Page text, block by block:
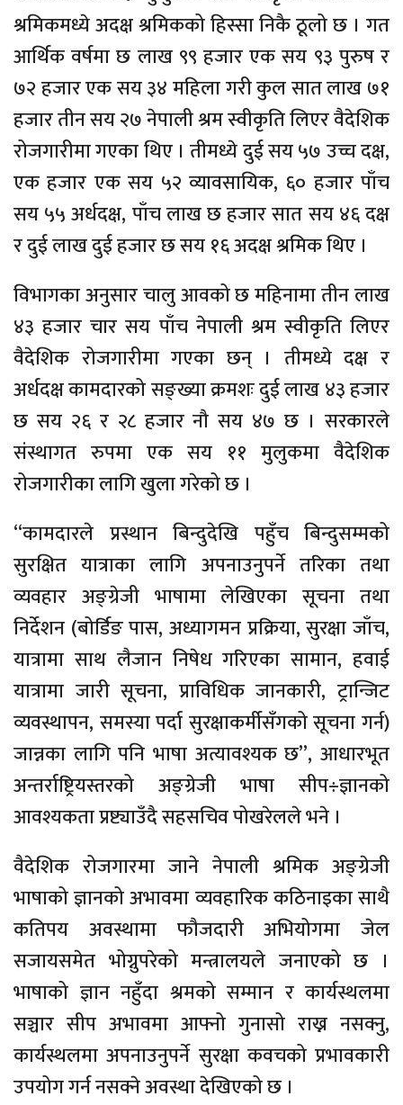
श्रमिकमध्ये अदक्ष श्रमिकको हिस्सा निकै ठूलो छ । गत
आर्थिक वर्षमा छ लाख ९९ हजार एक सय ९३ पुरुष र
७२ हजार एक सय ३४ महिला गरी कुल सात लाख ७१
हजार तीन सय २७ नेपाली श्रम स्वीकृति लिएर वैदेशिक
रोजगारीमा गएका थिए । तीमध्ये दुई सय ५७ उच्च दक्ष,
एक हजार एक सय ५२ व्यावसायिक, ६० हजार पाँच
सय ५५ अर्धदक्ष, पाँच लाख छ हजार सात सय ४६ दक्ष
र दुई लाख दुई हजार छ सय १६ अदक्ष श्रमिक थिए ।
विभागका अनुसार चालु आवको छ महिनामा तीन लाख
४३ हजार चार सय पाँच नेपाली श्रम स्वीकृति लिएर
वैदेशिक रोजगारीमा गएका छन् । तीमध्ये दक्ष र
अर्धदक्ष कामदारको सङ्ख्या क्रमशः दुई लाख ४३ हजार
छ सय २६ र २८ हजार नौ सय ४७ छ । सरकारले
संस्थागत रुपमा एक सय ११ मुलुकमा वैदेशिक
रोजगारीका लागि खुला गरेको छ ।
“कामदारले प्रस्थान बिन्दुदेखि पहुँच बिन्दुसम्मको
सुरक्षित यात्राका लागि अपनाउनुपर्ने तरिका तथा
व्यवहार अङ्ग्रेजी भाषामा लेखिएका सूचना तथा
निर्देशन (बोर्डिङ पास, अध्यागमन प्रक्रिया, सुरक्षा जाँच,
यात्रामा साथ लैजान निषेध गरिएका सामान, हवाई
यात्रामा जारी सूचना, प्राविधिक जानकारी, ट्रान्जिट
व्यवस्थापन, समस्या पर्दा सुरक्षाकर्मीसँगको सूचना गर्न)
जान्नका लागि पनि भाषा अत्यावश्यक छ”, आधारभूत
अन्तर्राष्ट्रियस्तरको अङ्ग्रेजी भाषा सीप÷ज्ञानको
आवश्यकता प्रष्ट्याउँदै सहसचिव पोखरेलले भने ।
वैदेशिक रोजगारमा जाने नेपाली श्रमिक अङ्ग्रेजी
भाषाको ज्ञानको अभावमा व्यवहारिक कठिनाइका साथै
कतिपय अवस्थामा फौजदारी अभियोगमा जेल
सजायसमेत भोग्नुपरेको मन्त्रालयले जनाएको छ ।
भाषाको ज्ञान नहुँदा श्रमको सम्मान र कार्यस्थलमा
सञ्चार सीप अभावमा आफ्नो गुनासो राख्न नसक्नु,
कार्यस्थलमा अपनाउनुपर्ने सुरक्षा कवचको प्रभावकारी
उपयोग गर्न नसक्ने अवस्था देखिएको छ ।